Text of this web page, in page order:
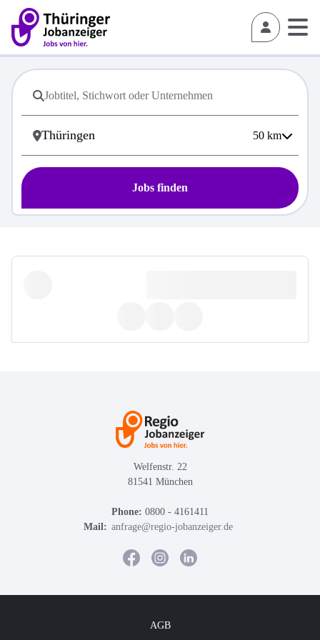
50 km
Jobs finden
Welfenstr. 22
81541 München
Phone: 0800 - 4161411
Mail: anfrage@regio-jobanzeiger.de
AGB